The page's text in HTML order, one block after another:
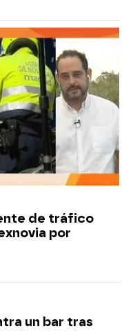
de tráfico
por
un bar tras